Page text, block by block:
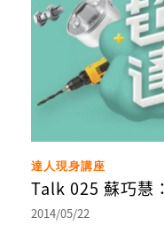
達人現身講座
Talk 025 蘇巧慧
2014/05/22